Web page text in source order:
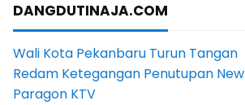
DANGDUTINAJA.COM
Wali Kota Pekanbaru Turun Tangan
Redam Ketegangan Penutupan New
Paragon KTV